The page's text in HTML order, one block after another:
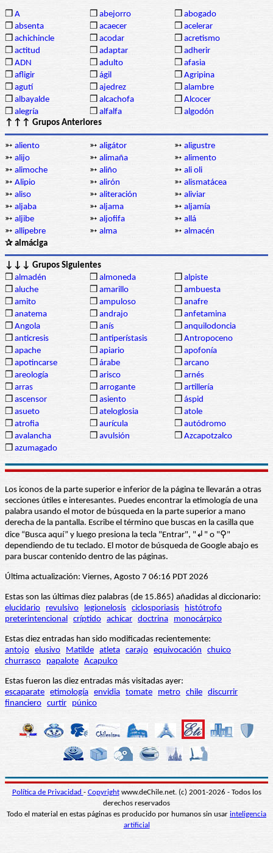
❒ A ❒ abejorro ❒ abogado
❒ absenta ❒ acaecer ❒ acelerar
❒ achichincle ❒ acodar ❒ acretismo
❒ actitud ❒ adaptar ❒ adherir
❒ ADN ❒ adulto ❒ afasia
❒ afligir ❒ ágil ❒ Agripina
❒ agutí ❒ ajedrez ❒ alambre
❒ albayalde ❒ alcachofa ❒ Alcocer
❒ alegría ❒ alfalfa ❒ algodón
↑↑↑ Grupos Anteriores
➳ aliento ➳ aligátor ➳ aligustre
➳ alijo ➳ alimaña ➳ alimento
➳ alimoche ➳ aliño ➳ ali oli
➳ Alipio ➳ alirón ➳ alismatácea
➳ aliso ➳ aliteración ➳ aliviar
➳ aljaba ➳ aljama ➳ aljamía
➳ aljibe ➳ aljofifa ➳ allá
➳ allipebre ➳ alma ➳ almacén
✰ almáciga
↓↓↓ Grupos Siguientes
❒ almadén ❒ almoneda ❒ alpiste
❒ aluche ❒ amarillo ❒ ambuesta
❒ amito ❒ ampuloso ❒ anafre
❒ anatema ❒ andrajo ❒ anfetamina
❒ Angola ❒ anís ❒ anquilodoncia
❒ anticresis ❒ antiperístasis ❒ Antropoceno
❒ apache ❒ apiario ❒ apofonía
❒ apotincarse ❒ árabe ❒ arcano
❒ areología ❒ arisco ❒ arnés
❒ arras ❒ arrogante ❒ artillería
❒ ascensor ❒ asiento ❒ áspid
❒ asueto ❒ ateloglosia ❒ atole
❒ atrofia ❒ aurícula ❒ autódromo
❒ avalancha ❒ avulsión ❒ Azcapotzalco
❒ azumagado
Los iconos de la parte superior e inferior de la página te llevarán a otras
secciones útiles e interesantes. Puedes encontrar la etimología de una
palabra usando el motor de búsqueda en la parte superior a mano
derecha de la pantalla. Escribe el término que buscas en la casilla que
dice “Busca aquí” y luego presiona la tecla "Entrar", "↲" o "⚲"
dependiendo de tu teclado. El motor de búsqueda de Google abajo es
para buscar contenido dentro de las páginas.
Última actualización: Viernes, Agosto 7 06:16 PDT 2026
Estas son las últimas diez palabras (de 15.865) añadidas al diccionario:
elucidario
revulsivo legionelosis ciclosporiasis
histótrofo
preterintencional críptido achicar doctrina monocárpico
Estas diez entradas han sido modificadas recientemente:
antojo elusivo Matilde atleta carajo equivocación
chuico
churrasco
papalote Acapulco
Estas fueron las diez entradas más visitadas ayer:
escaparate etimología envidia tomate metro chile discurrir
financiero curtir púnico
Política de Privacidad - Copyrightwww.deChile.net. (c) 2001-2026 - Todos los
derechos reservados
Todo el material en estas páginas es producido por humanos sin usar inteligencia
artificial